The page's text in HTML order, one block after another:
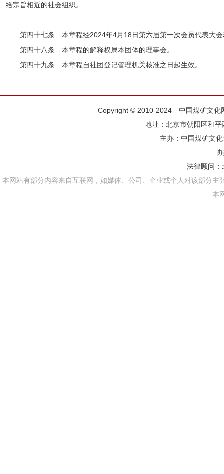
给宗旨相近的社会组织。
第四十七条 本章程经2024年4月18日第六届第一次会员代表大
第四十八条 本章程的解释权属本团体的理事会。
第四十九条 本章程自社团登记管理机关核准之日起生效。
Copyright © 2010-2024 中国煤矿文
地址：北京市朝阳区和
主办： 中国煤矿文
法律顾问：
本网站有部分内容来自互联网，如媒体、公司、企业或个人对该部分
本